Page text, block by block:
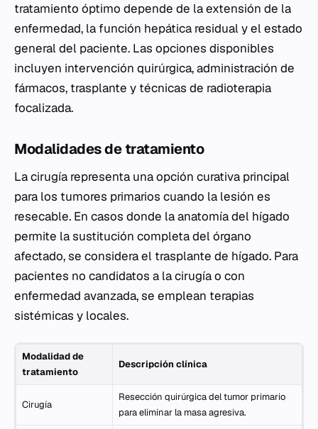
tratamiento óptimo depende de la extensión de la
enfermedad, la función hepática residual y el estado
general del paciente. Las opciones disponibles
incluyen intervención quirúrgica, administración de
fármacos, trasplante y técnicas de radioterapia
focalizada.
Modalidades de tratamiento
La cirugía representa una opción curativa principal
para los tumores primarios cuando la lesión es
resecable. En casos donde la anatomía del hígado
permite la sustitución completa del órgano
afectado, se considera el trasplante de hígado. Para
pacientes no candidatos a la cirugía o con
enfermedad avanzada, se emplean terapias
sistémicas y locales.
Modalidad de
tratamiento
Descripción clínica
Cirugía
Resección quirúrgica del tumor primario
para eliminar la masa agresiva.